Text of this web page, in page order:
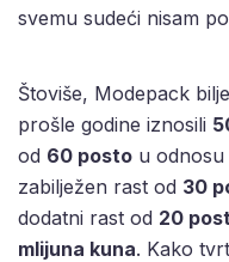
svemu sudeći nisam
Štoviše, Modepack
prošle godine iznosili
od 60 posto u odnosu
zabilježen rast od 30
dodatni rast od 20
mlijuna kuna. Kako